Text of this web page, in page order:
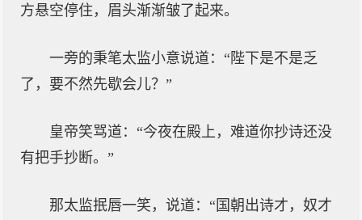
方悬空停住，眉头渐渐皱了起来。
一旁的秉笔太监小意说道：“陛下是不是乏
了，要不然先歇会儿？”
皇帝笑骂道：“今夜在殿上，难道你抄诗还没
有把手抄断。”
那太监抿唇一笑，说道：“国朝出诗才，奴才